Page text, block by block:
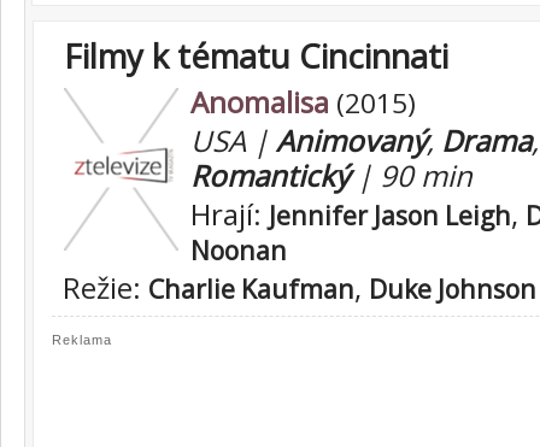
Filmy k tématu Cincinnati
Anomalisa (2015)
USA |Animovaný, Drama
Romantický| 90 min
Hrají: Jennifer Jason Leigh,
Noonan
Režie: Charlie Kaufman, Duke Johnson
Reklama